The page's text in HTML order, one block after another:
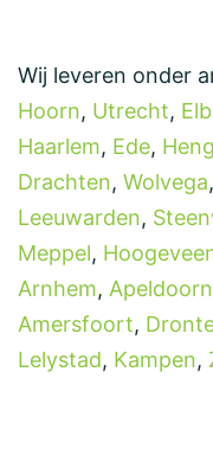
Wij leveren onder
Hoorn, Utrecht,
Haarlem, Ede,
Drachten, Wolvega,
Leeuwarden,
Meppel,
Arnhem, Apeldoorn
Amersfoort,
Lelystad, Kampen,